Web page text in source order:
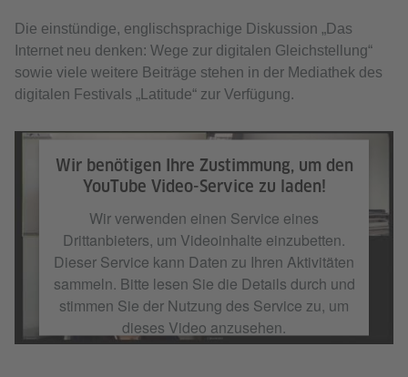
Die einstündige, englischsprachige Diskussion „Das
Internet neu denken: Wege zur digitalen Gleichstellung“
sowie viele weitere Beiträge stehen in der Mediathek des
digitalen Festivals „Latitude“ zur Verfügung.
Wir benötigen Ihre Zustimmung, um den
YouTube Video-Service zu laden!
Wir verwenden einen Service eines
Drittanbieters, um Videoinhalte einzubetten.
Dieser Service kann Daten zu Ihren Aktivitäten
sammeln. Bitte lesen Sie die Details durch und
stimmen Sie der Nutzung des Service zu, um
dieses Video anzusehen.